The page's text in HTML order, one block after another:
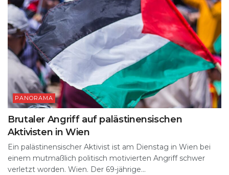
PANORAMA
Brutaler Angriff auf palästinensischen
Aktivisten in Wien
Ein palästinensischer Aktivist ist am Dienstag in Wien bei
einem mutmaßlich politisch motivierten Angriff schwer
verletzt worden. Wien. Der 69-jährige...